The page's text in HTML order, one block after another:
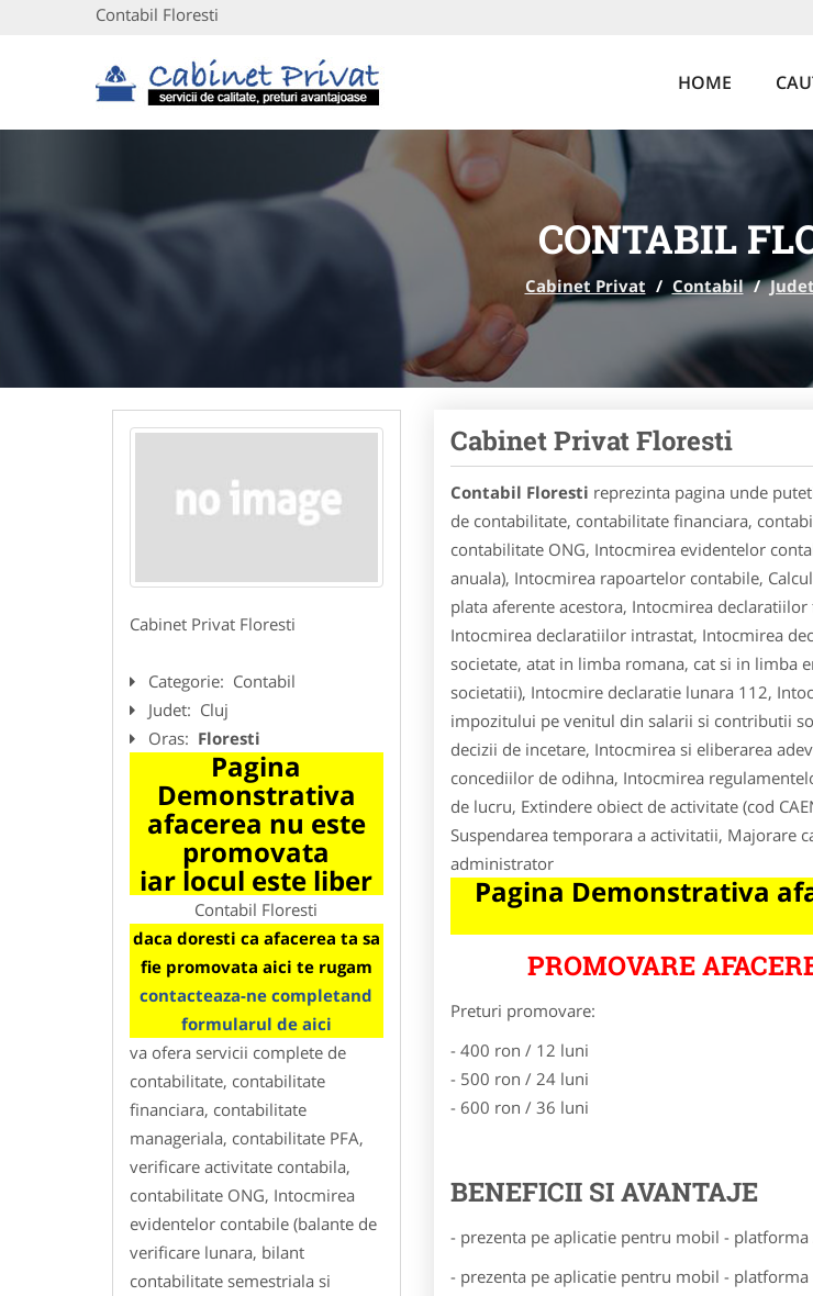
Contabil Floresti
HOME
CONTABIL
Cabinet Privat / Contabil /
Cabinet Privat Floresti
Categorie: Contabil
Judet: Cluj
Oras: Floresti
Pagina
Demonstrativa
afacerea nu este
promovata
iar locul este liber
Contabil Floresti
daca doresti ca afacerea ta sa
fie promovata aici te rugam
contacteaza-ne completand
formularul de aici
va ofera servicii complete de
contabilitate, contabilitate
financiara, contabilitate
manageriala, contabilitate PFA,
verificare activitate contabila,
contabilitate ONG, Intocmirea
evidentelor contabile (balante de
verificare lunara, bilant
contabilitate semestriala si
Cabinet Privat Floresti
Contabil Floresti reprezinta pagina unde
de contabilitate, contabilitate financiara,
contabilitate ONG, Intocmirea evidentelor
anuala), Intocmirea rapoartelor contabile,
plata aferente acestora, Intocmirea
Intocmirea declaratiilor intrastat, Intocmirea
societate, atat in limba romana, cat si in limba
societatii), Intocmire declaratie lunara 112,
impozitului pe venitul din salarii si contributii
decizii de incetare, Intocmirea si eliberarea
concediilor de odihna, Intocmirea
de lucru, Extindere obiect de activitate (cod
Suspendarea temporara a activitatii, Majorare
administrator
Pagina Demonstrativa
PROMOVARE
Preturi promovare:
- 400 ron / 12 luni
- 500 ron / 24 luni
- 600 ron / 36 luni
BENEFICII SI AVANTAJE
- prezenta pe aplicatie pentru mobil - platforma
- prezenta pe aplicatie pentru mobil - platforma